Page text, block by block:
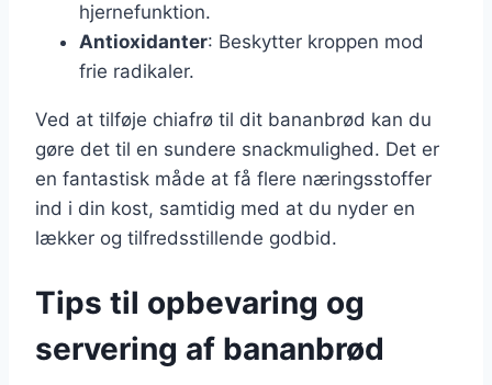
hjernefunktion.
Antioxidanter: Beskytter kroppen mod
frie radikaler.
Ved at tilføje chiafrø til dit bananbrød kan du
gøre det til en sundere snackmulighed. Det er
en fantastisk måde at få flere næringsstoffer
ind i din kost, samtidig med at du nyder en
lækker og tilfredsstillende godbid.
Tips til opbevaring og
servering af bananbrød